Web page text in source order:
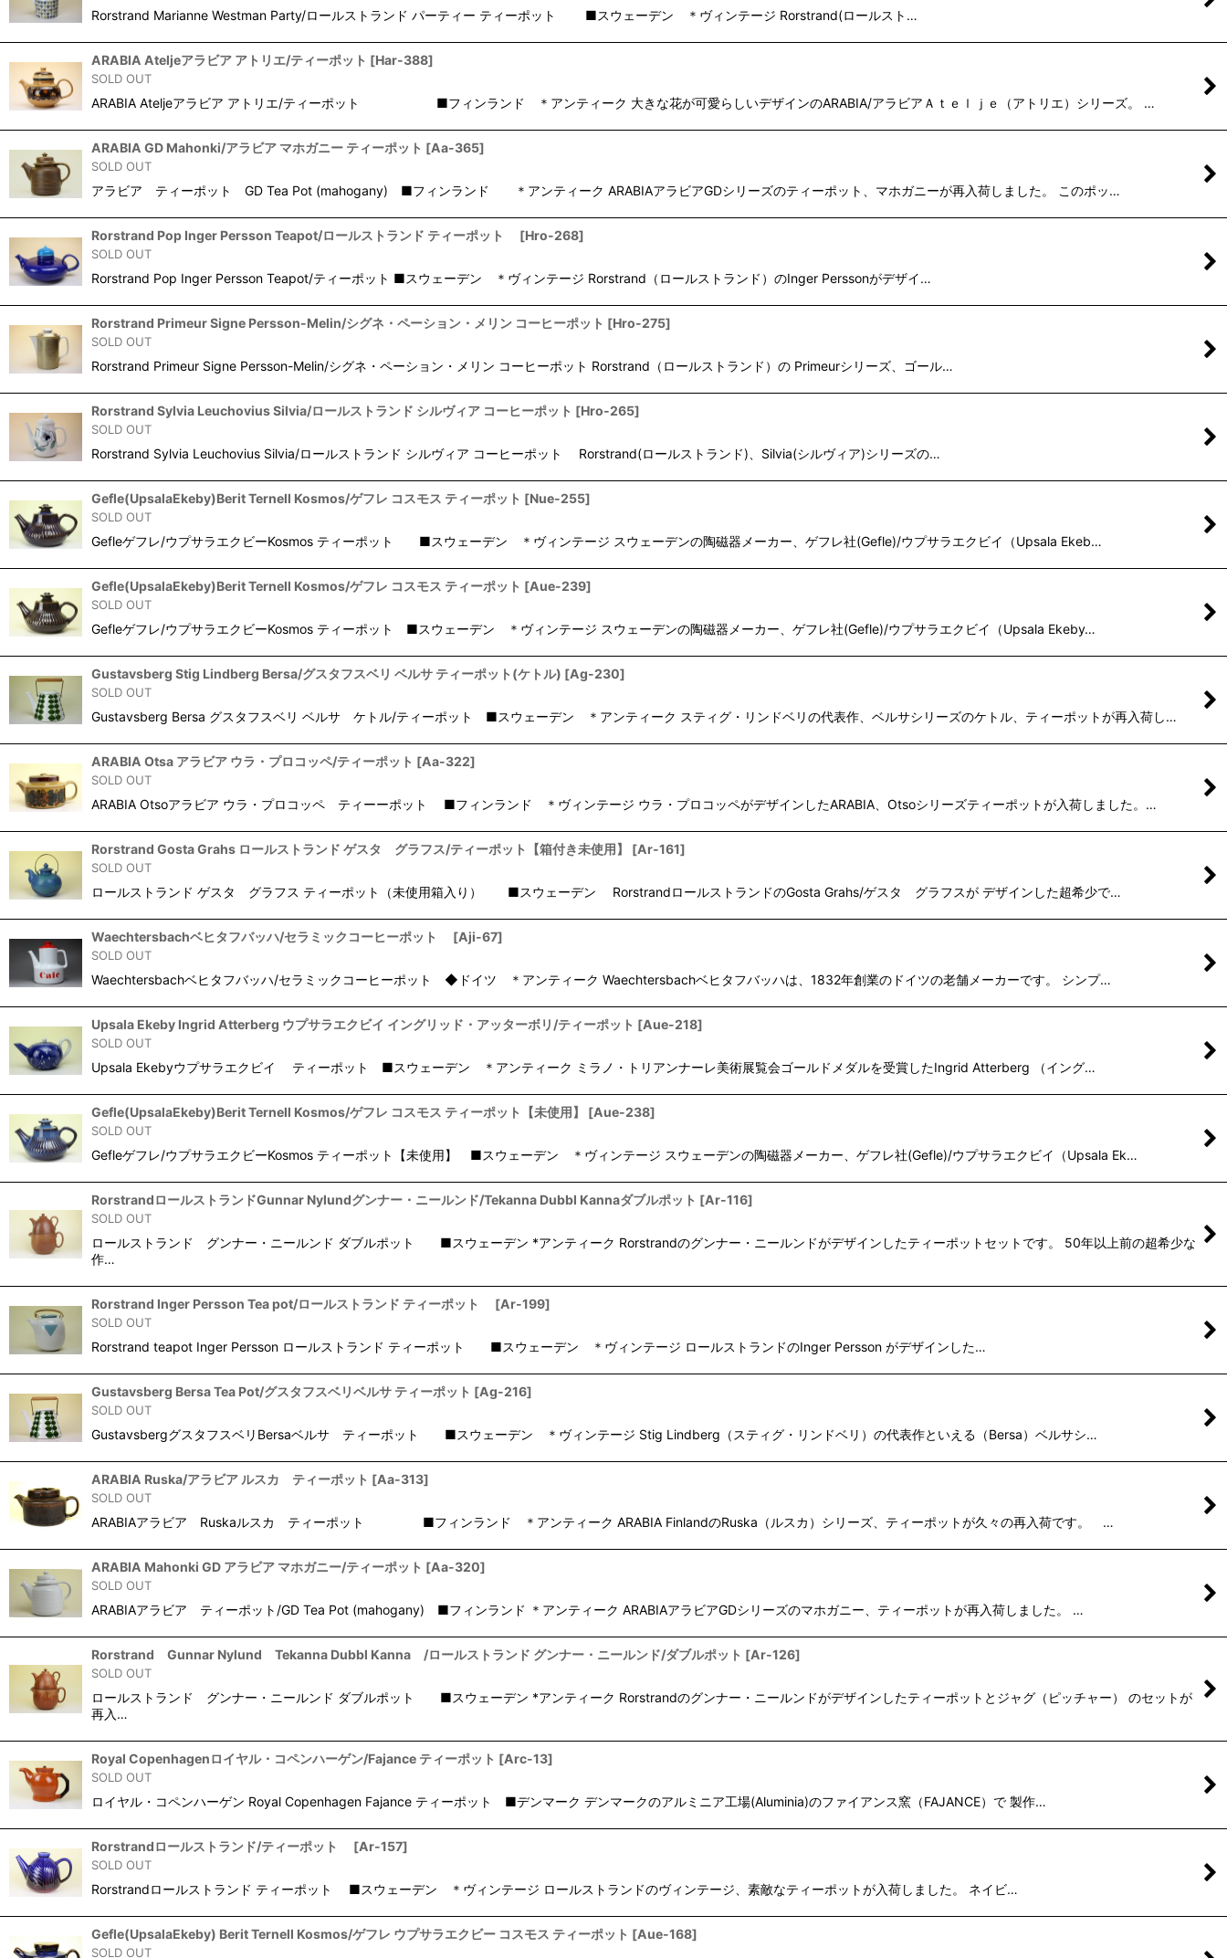
Rorstrand Marianne Westman Party/ロールストランド パーティー ティーポット ■スウェーデン ＊ヴィンテージ Rorstrand(ロールスト…
ARABIA Ateljeアラビア アトリエ/ティーポット [Har-388]
SOLD OUT
ARABIA Ateljeアラビア アトリエ/ティーポット ■フィンランド ＊アンティーク 大きな花が可愛らしいデザインのARABIA/アラビアＡｔｅｌｊｅ（アトリエ）シリーズ。 …
ARABIA GD Mahonki/アラビア マホガニー ティーポット [Aa-365]
SOLD OUT
アラビア ティーポット GD Tea Pot (mahogany) ■フィンランド ＊アンティーク ARABIAアラビアGDシリーズのティーポット、マホガニーが再入荷しました。 このポッ…
Rorstrand Pop Inger Persson Teapot/ロールストランド ティーポット [Hro-268]
SOLD OUT
Rorstrand Pop Inger Persson Teapot/ティーポット ■スウェーデン ＊ヴィンテージ Rorstrand（ロールストランド）のInger Perssonがデザイ…
Rorstrand Primeur Signe Persson-Melin/シグネ・ペーション・メリン コーヒーポット [Hro-275]
SOLD OUT
Rorstrand Primeur Signe Persson-Melin/シグネ・ペーション・メリン コーヒーポット Rorstrand（ロールストランド）の Primeurシリーズ、ゴール…
Rorstrand Sylvia Leuchovius Silvia/ロールストランド シルヴィア コーヒーポット [Hro-265]
SOLD OUT
Rorstrand Sylvia Leuchovius Silvia/ロールストランド シルヴィア コーヒーポット Rorstrand(ロールストランド)、Silvia(シルヴィア)シリーズの…
Gefle(UpsalaEkeby)Berit Ternell Kosmos/ゲフレ コスモス ティーポット [Nue-255]
SOLD OUT
Gefleゲフレ/ウプサラエクビーKosmos ティーポット ■スウェーデン ＊ヴィンテージ スウェーデンの陶磁器メーカー、ゲフレ社(Gefle)/ウプサラエクビイ（Upsala Ekeb…
Gefle(UpsalaEkeby)Berit Ternell Kosmos/ゲフレ コスモス ティーポット [Aue-239]
SOLD OUT
Gefleゲフレ/ウプサラエクビーKosmos ティーポット ■スウェーデン ＊ヴィンテージ スウェーデンの陶磁器メーカー、ゲフレ社(Gefle)/ウプサラエクビイ（Upsala Ekeby…
Gustavsberg Stig Lindberg Bersa/グスタフスベリ ベルサ ティーポット(ケトル) [Ag-230]
SOLD OUT
Gustavsberg Bersa グスタフスベリ ベルサ ケトル/ティーポット ■スウェーデン ＊アンティーク スティグ・リンドベリの代表作、ベルサシリーズのケトル、ティーポットが再入荷し…
ARABIA Otsa アラビア ウラ・プロコッペ/ティーポット [Aa-322]
SOLD OUT
ARABIA Otsoアラビア ウラ・プロコッペ ティーーポット ■フィンランド ＊ヴィンテージ ウラ・プロコッペがデザインしたARABIA、Otsoシリーズティーポットが入荷しました。…
Rorstrand Gosta Grahs ロールストランド ゲスタ グラフス/ティーポット【箱付き未使用】 [Ar-161]
SOLD OUT
ロールストランド ゲスタ グラフス ティーポット（未使用箱入り） ■スウェーデン RorstrandロールストランドのGosta Grahs/ゲスタ グラフスが デザインした超希少で…
Waechtersbachベヒタフバッハ/セラミックコーヒーポット [Aji-67]
SOLD OUT
Waechtersbachベヒタフバッハ/セラミックコーヒーポット ◆ドイツ ＊アンティーク Waechtersbachベヒタフバッハは、1832年創業のドイツの老舗メーカーです。 シンプ…
Upsala Ekeby Ingrid Atterberg ウプサラエクビイ イングリッド・アッターボリ/ティーポット [Aue-218]
SOLD OUT
Upsala Ekebyウプサラエクビイ ティーポット ■スウェーデン ＊アンティーク ミラノ・トリアンナーレ美術展覧会ゴールドメダルを受賞したIngrid Atterberg （イング…
Gefle(UpsalaEkeby)Berit Ternell Kosmos/ゲフレ コスモス ティーポット【未使用】 [Aue-238]
SOLD OUT
Gefleゲフレ/ウプサラエクビーKosmos ティーポット【未使用】 ■スウェーデン ＊ヴィンテージ スウェーデンの陶磁器メーカー、ゲフレ社(Gefle)/ウプサラエクビイ（Upsala Ek…
RorstrandロールストランドGunnar Nylundグンナー・ニールンド/Tekanna Dubbl Kannaダブルポット [Ar-116]
SOLD OUT
ロールストランド グンナー・ニールンド ダブルポット ■スウェーデン *アンティーク Rorstrandのグンナー・ニールンドがデザインしたティーポットセットです。 50年以上前の超希少な
作…
Rorstrand Inger Persson Tea pot/ロールストランド ティーポット [Ar-199]
SOLD OUT
Rorstrand teapot Inger Persson ロールストランド ティーポット ■スウェーデン ＊ヴィンテージ ロールストランドのInger Persson がデザインした…
Gustavsberg Bersa Tea Pot/グスタフスベリベルサ ティーポット [Ag-216]
SOLD OUT
GustavsbergグスタフスベリBersaベルサ ティーポット ■スウェーデン ＊ヴィンテージ Stig Lindberg（スティグ・リンドベリ）の代表作といえる（Bersa）ベルサシ…
ARABIA Ruska/アラビア ルスカ ティーポット [Aa-313]
SOLD OUT
ARABIAアラビア Ruskaルスカ ティーポット ■フィンランド ＊アンティーク ARABIA FinlandのRuska（ルスカ）シリーズ、ティーポットが久々の再入荷です。 …
ARABIA Mahonki GD アラビア マホガニー/ティーポット [Aa-320]
SOLD OUT
ARABIAアラビア ティーポット/GD Tea Pot (mahogany) ■フィンランド ＊アンティーク ARABIAアラビアGDシリーズのマホガニー、ティーポットが再入荷しました。 …
Rorstrand Gunnar Nylund Tekanna Dubbl Kanna /ロールストランド グンナー・ニールンド/ダブルポット [Ar-126]
SOLD OUT
ロールストランド グンナー・ニールンド ダブルポット ■スウェーデン *アンティーク Rorstrandのグンナー・ニールンドがデザインしたティーポットとジャグ（ピッチャー） のセットが
再入…
Royal Copenhagenロイヤル・コペンハーゲン/Fajance ティーポット [Arc-13]
SOLD OUT
ロイヤル・コペンハーゲン Royal Copenhagen Fajance ティーポット ■デンマーク デンマークのアルミニア工場(Aluminia)のファイアンス窯（FAJANCE）で 製作…
Rorstrandロールストランド/ティーポット [Ar-157]
SOLD OUT
Rorstrandロールストランド ティーポット ■スウェーデン ＊ヴィンテージ ロールストランドのヴィンテージ、素敵なティーポットが入荷しました。 ネイビ…
Gefle(UpsalaEkeby) Berit Ternell Kosmos/ゲフレ ウプサラエクビー コスモス ティーポット [Aue-168]
SOLD OUT